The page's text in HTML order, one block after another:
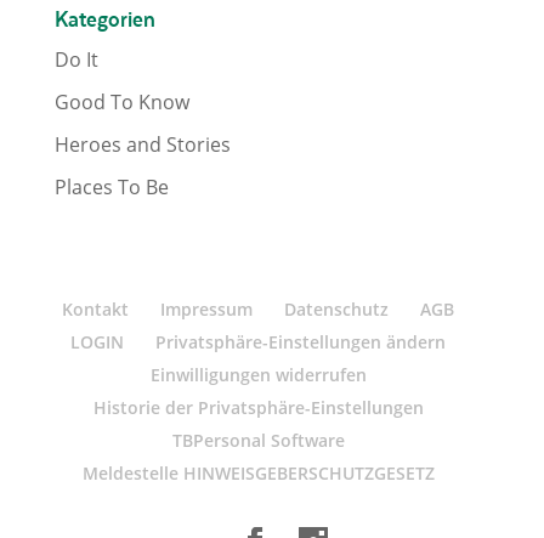
Kategorien
Do It
Good To Know
Heroes and Stories
Places To Be
Kontakt Impressum Datenschutz
AGB
LOGIN
Privatsphäre-Einstellungen ändern
Einwilligungen widerrufen
Historie der Privatsphäre-Einstellungen
TBPersonal Software
Meldestelle HINWEISGEBERSCHUTZGESETZ